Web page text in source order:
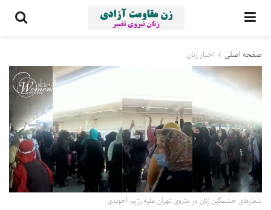
صفحه اصلی اخبار زنان
شعارهای خشمگین زنان در متروی تهران علیه رژیم آخوندی